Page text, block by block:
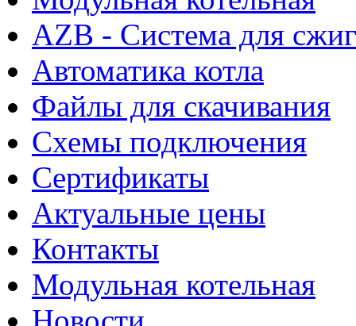
AZB - Система для
Автоматика котла
Файлы для скачивания
Схемы подключения
Сертификаты
Актуальные цены
Контакты
Модульная котельная